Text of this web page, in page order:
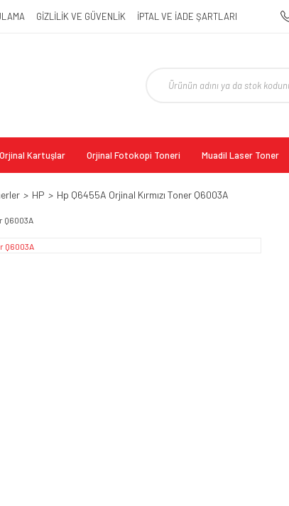
GİZLİLİK VE GÜVENLİK İPTAL VE İADE ŞARTLARI
Orjinal Kartuşlar Orjinal Fotokopi Toneri Muadil Laser Toner
HP Hp Q6455A Orjinal Kırmızı Toner Q6003A